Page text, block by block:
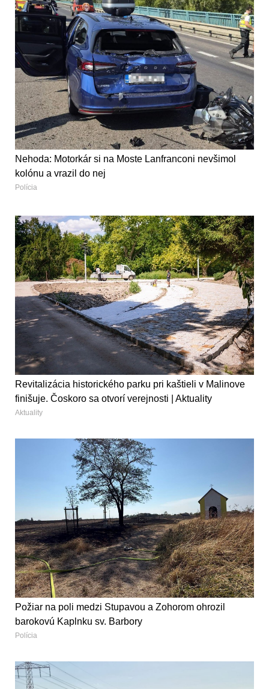
Nehoda: Motorkár si na Moste Lanfranconi nevšimol
kolónu a vrazil do nej
Polícia
Revitalizácia historického parku pri kaštieli v Malinove
finišuje. Čoskoro sa otvorí verejnosti | Aktuality
Aktuality
Požiar na poli medzi Stupavou a Zohorom ohrozil
barokovú Kaplnku sv. Barbory
Polícia